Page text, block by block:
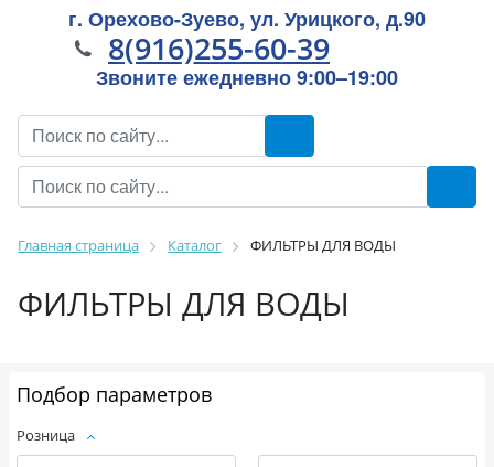
г. Орехово-Зуево, ул. Урицкого, д.90
8(916)255-60-39
Звоните ежедневно 9:00–19:00
Главная страница Каталог ФИЛЬТРЫ ДЛЯ ВОДЫ
ФИЛЬТРЫ ДЛЯ ВОДЫ
Подбор параметров
Розница